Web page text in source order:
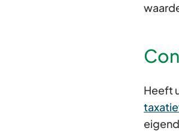
Heeft